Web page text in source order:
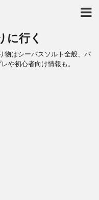
に行く
物はシーバスソルト全般、バ
や初心者向け情報も。